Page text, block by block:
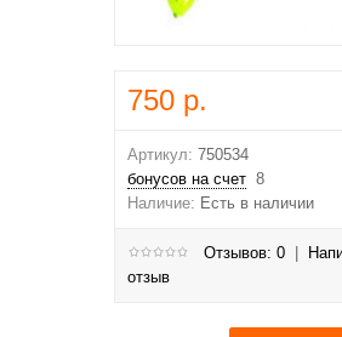
750 р.
Артикул: 750534
бонусов на счет 8
Наличие: Есть в наличии
Отзывов: 0
отзыв